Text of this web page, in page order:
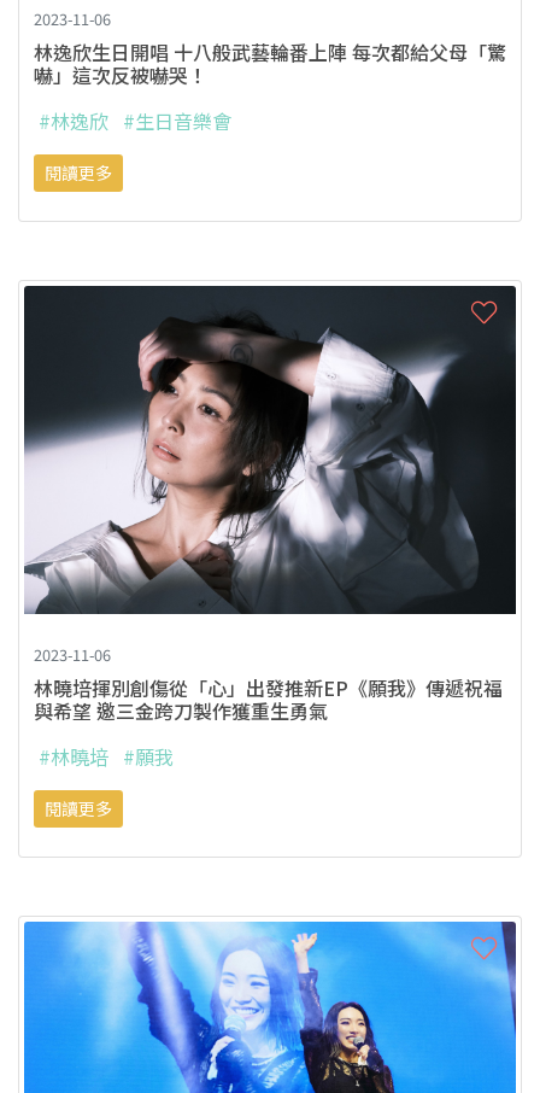
2023-11-06
林逸欣生日開唱 十八般武藝輪番上陣 每次都給父母「驚
嚇」這次反被嚇哭！
#林逸欣 #生日音樂會
閱讀更多
2023-11-06
林曉培揮別創傷從「心」出發推新EP《願我》傳遞祝福
與希望 邀三金跨刀製作獲重生勇氣
#林曉培 #願我
閱讀更多